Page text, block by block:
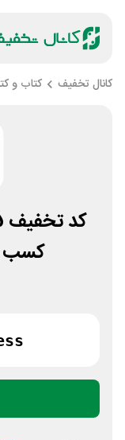
کانال تخفیف کتاب و
کسب